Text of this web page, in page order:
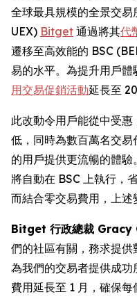
全球最具規模的全景交
UEX) Bitget 通過將其代
遷移至高效能的 BSC
易的水平。為提升用戶
用交易促銷活動延長至
此改動令用戶能從中受
低，同時為數百萬名交
的用戶提供更流暢的體
將自動在 BSC 上執行，
而結合零交易費用，上述
Bitget 行政總裁 Gracy
們的社區有關，務求提
為我們的交易者提供成
費用延長至 1 月，確保